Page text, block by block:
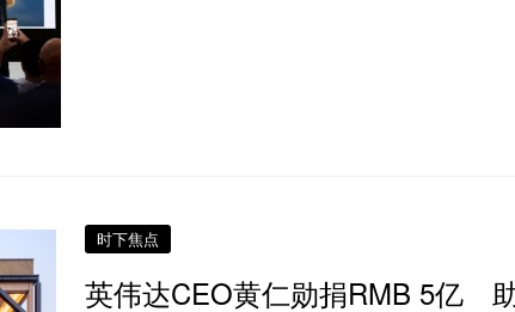
时下焦点
英伟达CEO黄仁勋捐RMB 5亿